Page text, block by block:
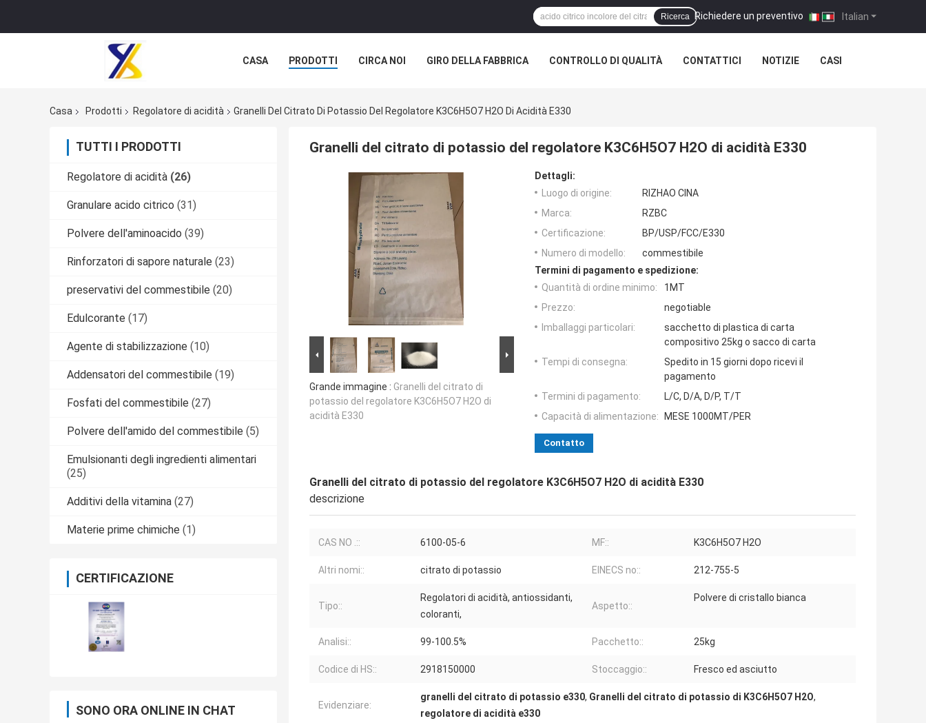
Italian
Richiedere un preventivo |
Ricerca
CASA PRODOTTI CIRCA NOI GIRO DELLA FABBRICA CONTROLLO DI QUALITÀ CONTATTICI NOTIZIE CASI
Casa Prodotti Regolatore di acidità Granelli Del Citrato Di Potassio Del Regolatore K3C6H5O7 H2O Di Acidità E330
TUTTI I PRODOTTI
Regolatore di acidità (26)
Granulare acido citrico (31)
Polvere dell'aminoacido (39)
Rinforzatori di sapore naturale (23)
preservativi del commestibile (20)
Edulcorante (17)
Agente di stabilizzazione (10)
Addensatori del commestibile (19)
Fosfati del commestibile (27)
Polvere dell'amido del commestibile (5)
Emulsionanti degli ingredienti alimentari
(25)
Additivi della vitamina (27)
Materie prime chimiche (1)
CERTIFICAZIONE
SONO ORA ONLINE IN CHAT
Granelli del citrato di potassio del regolatore K3C6H5O7 H2O di acidità E330
Grande immagine : Granelli del citrato di
potassio del regolatore K3C6H5O7 H2O di
acidità E330
Dettagli:
Luogo di origine:
RIZHAO CINA
Marca:
RZBC
Certificazione:
BP/USP/FCC/E330
Numero di modello:
commestibile
Termini di pagamento e spedizione:
Quantità di ordine minimo:
1MT
Prezzo:
negotiable
Imballaggi particolari:
sacchetto di plastica di carta
compositivo 25kg o sacco di carta
Tempi di consegna:
Spedito in 15 giorni dopo ricevi il
pagamento
Termini di pagamento:
L/C, D/A, D/P, T/T
Capacità di alimentazione:
MESE 1000MT/PER
Contatto
Granelli del citrato di potassio del regolatore K3C6H5O7 H2O di acidità E330
descrizione
CAS NO .:: 6100-05-6 MF:: K3C6H5O7 H2O
Altri nomi:: citrato di potassio EINECS no:: 212-755-5
Tipo::
Regolatori di acidità, antiossidanti,
coloranti,
Aspetto::
Polvere di cristallo bianca
Analisi:: 99-100.5% Pacchetto:: 25kg
Codice di HS:: 2918150000 Stoccaggio:: Fresco ed asciutto
Evidenziare:
granelli del citrato di potassio e330, Granelli del citrato di potassio di K3C6H5O7 H2O,
regolatore di acidità e330